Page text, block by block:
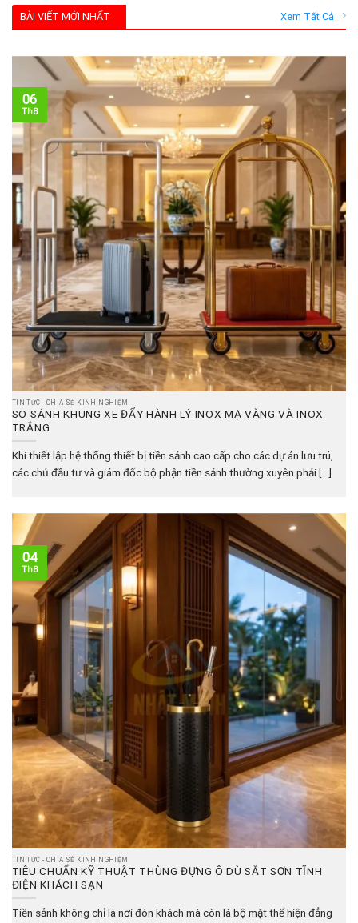
BÀI VIẾT MỚI NHẤT Xem Tất Cả
TIN TỨC - CHIA SẺ KINH NGHIỆM
SO SÁNH KHUNG XE ĐẨY HÀNH LÝ INOX MẠ VÀNG VÀ INOX
TRẮNG
Khi thiết lập hệ thống thiết bị tiền sảnh cao cấp cho các dự án lưu trú,
các chủ đầu tư và giám đốc bộ phận tiền sảnh thường xuyên phải [...]
06
Th8
TIN TỨC - CHIA SẺ KINH NGHIỆM
TIÊU CHUẨN KỸ THUẬT THÙNG ĐỰNG Ô DÙ SẮT SƠN TĨNH
ĐIỆN KHÁCH SẠN
Tiền sảnh không chỉ là nơi đón khách mà còn là bộ mặt thể hiện đẳng
04
Th8